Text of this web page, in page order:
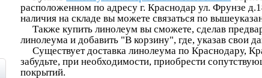
расположенном по адресу г. Краснодар ул. Фрунзе
наличия на складе вы можете связаться по
Также купить линолеум вы сможете, сделав
линолеума и добавить "В корзину", где, указав свои
Существует доставка линолеума по Краснодару,
забудьте, при необходимости, приобрести
покрытий.